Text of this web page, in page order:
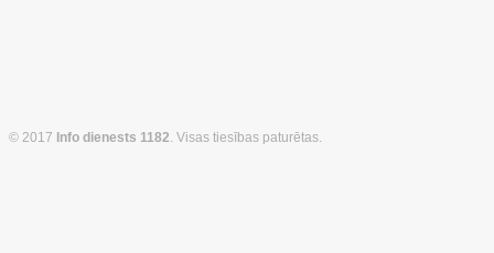
© 2017 Info dienests 1182 . Visas tiesības paturētas.